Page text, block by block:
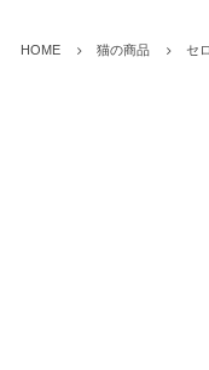
HOME 猫の商品 セ